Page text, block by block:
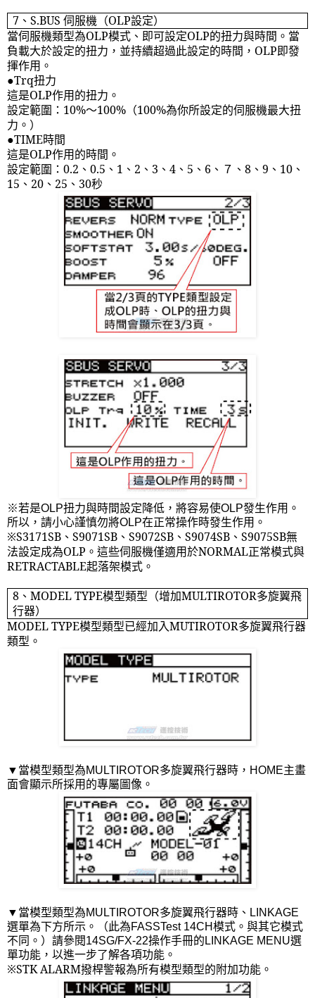
7 、S.BUS伺服機（OLP設定）
當伺服機類型為OLP模式、即可設定OLP的扭力與時間。當
負載大於設定的扭力，並持續超過此設定的時間， OLP即發
揮作用。
●Trq扭力
這是OLP作用的扭力。
設定範圍： 10%～100% （100%為你所設定的伺服機最大扭
力。）
●TIME時間
這是OLP作用的時間。
設定範圍： 0.2 、 0.5 、 1 、 2 、 3 、 4 、 5 、 6 、７、 8 、 9 、 10 、
15 、 20 、 25 、 30秒
※若是OLP扭力與時間設定降低，將容易使OLP發生作用。
所以，請小心謹慎勿將OLP在正常操作時發生作用。
※S3171SB 、 S9071SB 、 S9072SB 、 S9074SB 、 S9075SB無
法設定成為OLP 。這些伺服機僅適用於NORMAL正常模式與
RETRACTABLE起落架模式。
8 、MODEL TYPE模型類型（增加MULTIROTOR多旋翼飛
行器）
MODEL TYPE模型類型已經加入MUTIROTOR多旋翼飛行器
類型。
▼ 當模型類型為MULTIROTOR多旋翼飛行器時， HOME主畫
面會顯示所採用的專屬圖像。
▼ 當模型類型為MULTIROTOR多旋翼飛行器時、 LINKAGE
選單為下方所示。（此為FASSTest 14CH模式。與其它模式
不同。）請參閱14SG/FX-22操作手冊的 LINKAGE MENU選
單功能，以進一步了解各項功能。
※STK ALARM撥桿警報為所有模型類型的附加功能。